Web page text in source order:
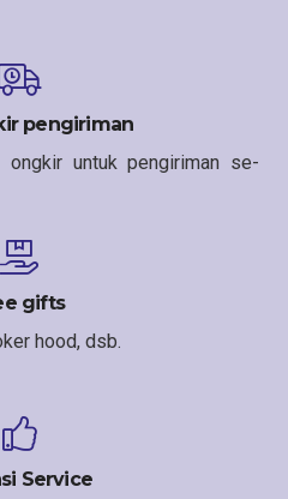
pengiriman
ongkir untuk pengiriman se-
gifts
hood, dsb.
Service